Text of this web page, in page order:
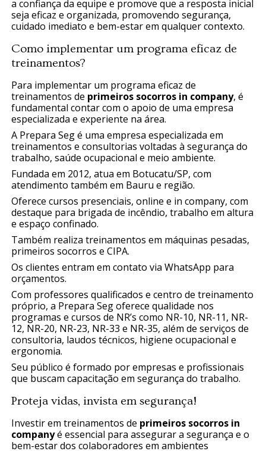
a confiança da equipe e promove que a resposta inicial
seja eficaz e organizada, promovendo segurança,
cuidado imediato e bem-estar em qualquer contexto.
Como implementar um programa eficaz de
treinamentos?
Para implementar um programa eficaz de
treinamentos de primeiros socorros in company, é
fundamental contar com o apoio de uma empresa
especializada e experiente na área.
A Prepara Seg é uma empresa especializada em
treinamentos e consultorias voltadas à segurança do
trabalho, saúde ocupacional e meio ambiente.
Fundada em 2012, atua em Botucatu/SP, com
atendimento também em Bauru e região.
Oferece cursos presenciais, online e in company, com
destaque para brigada de incêndio, trabalho em altura
e espaço confinado.
Também realiza treinamentos em máquinas pesadas,
primeiros socorros e CIPA.
Os clientes entram em contato via WhatsApp para
orçamentos.
Com professores qualificados e centro de treinamento
próprio, a Prepara Seg oferece qualidade nos
programas e cursos de NR’s como NR-10, NR-11, NR-
12, NR-20, NR-23, NR-33 e NR-35, além de serviços de
consultoria, laudos técnicos, higiene ocupacional e
ergonomia.
Seu público é formado por empresas e profissionais
que buscam capacitação em segurança do trabalho.
Proteja vidas, invista em segurança!
Investir em treinamentos de primeiros socorros in
companyé essencial para assegurar a segurança e o
bem-estar dos colaboradores em ambientes